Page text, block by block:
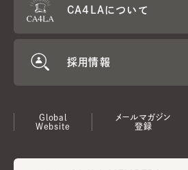
CA4LAについて
採用情報
Global
Website
メールマガジン
登録